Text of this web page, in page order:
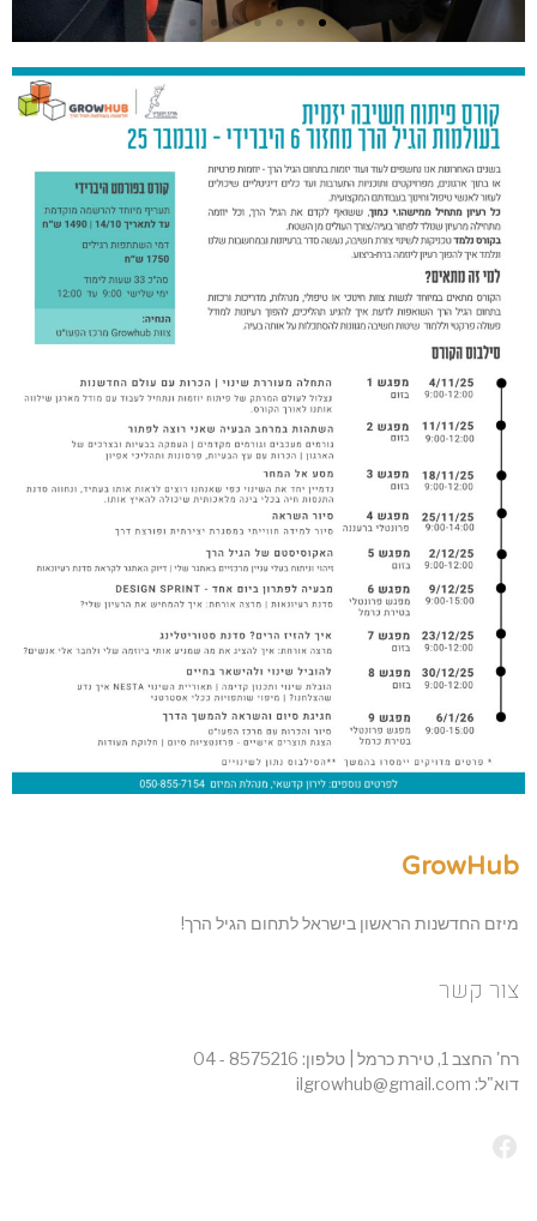
GrowHub
מיזם החדשנות הראשון בישראל לתחום הגיל הרך!
צור קשר
רח' החצב 1, טירת כרמל | טלפון: 8575216 - 04
דוא"ל: ilgrowhub@gmail.com